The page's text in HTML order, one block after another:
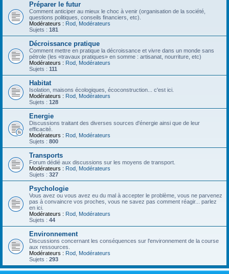
Préparer le futur
Comment anticiper au mieux le choc à venir (organisation de la société,
questions politiques, conseils financiers, etc).
Modérateurs : Rod Modérateurs
Sujets : 181
Décroissance pratique
Comment mettre en pratique la décroissance et vivre dans un monde sans
pétrole (les «travaux pratiques» en somme : artisanat, nourriture, etc)
Modérateurs : Rod Modérateurs
Sujets : 111
Habitat
Isolation, maisons écologiques, écoconstruction... c'est ici.
Modérateurs : Rod Modérateurs
Sujets : 128
Energie
Discussions traitant des diverses sources d'énergie ainsi que de leur
efficacité.
Modérateurs : Rod Modérateurs
Sujets : 800
Transports
Forum dédié aux discussions sur les moyens de transport.
Modérateurs : Rod Modérateurs
Sujets : 327
Psychologie
Vous avez ou vous avez eu du mal à accepter le problème, vous ne parvenez
pas à convaincre vos proches, vous ne savez pas comment réagir... parlez
en ici.
Modérateurs : Rod Modérateurs
Sujets : 44
Environnement
Discussions concernant les conséquences sur l'environnement de la course
aux ressources.
Modérateurs : Rod Modérateurs
Sujets : 293